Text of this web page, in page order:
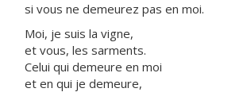
si vous ne demeurez pas en moi.
Moi, je suis la vigne,
et vous, les sarments.
Celui qui demeure en moi
et en qui je demeure,